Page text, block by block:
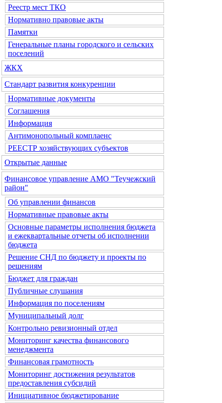
Реестр мест ТКО
Нормативно правовые акты
Памятки
Генеральные планы городского и сельских
поселений
ЖКХ
Стандарт развития конкуренции
Нормативные документы
Соглашения
Информация
Антимонопольный комплаенс
РЕЕСТР хозяйствующих субъектов
Открытые данные
Финансовое управление АМО "Теучежский
район"
Об управлении финансов
Нормативные правовые акты
Основные параметры исполнения бюджета
и ежеквартальные отчеты об исполнении
бюджета
Решение СНД по бюджету и проекты по
решениям
Бюджет для граждан
Публичные слушания
Информация по поселениям
Муниципальный долг
Контрольно ревизионный отдел
Мониторинг качества финансового
менеджмента
Финансовая грамотность
Мониторинг достижения результатов
предоставления субсидий
Инициативное бюджетирование